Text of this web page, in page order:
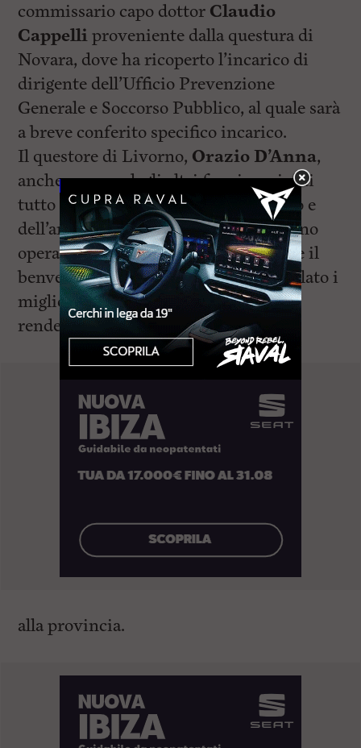
commissario capo dottor Claudio
Cappelliproveniente dalla questura di
Novara, dove ha ricoperto l’incarico di
dirigente dell’Ufficio Prevenzione
Generale e Soccorso Pubblico, al quale sarà
a breve conferito specifico incarico.
Il questore di Livorno, Orazio D’Anna,
anche a nome degli altri funzionari e di
tutto il personale della polizia di Stato e
dell’amministrazione civile dell’Interno
operante nella sede livornese, nel dare il
benvenuto ai nuovi arrivati ha formulato i
migliori auspici per il servizio che
renderanno alla città ed
alla provincia.